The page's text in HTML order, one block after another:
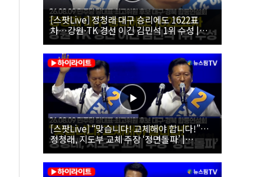
[스팟Live] 정청래 대구 승리에도 1622표
차…강원·TK 경선 이긴 김민석 1위 수성 |
26.08.09 더불어민주당 당대표·최고위원 후
보 대구·경북 합동연설회
[스팟Live] “맞습니다! 교체해야 합니다!”…
정청래, 지도부 교체 주장 ‘정면돌파’ |
26.08.09 더불어민주당 당대표·최고위원 후
보 대구·경북 합동연설회